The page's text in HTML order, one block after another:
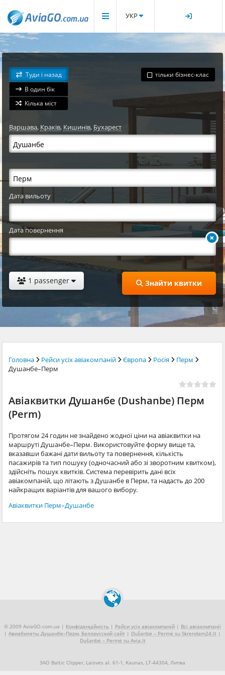
УКР
Туди і назад
В один бік
Кілька міст
тільки бізнес-клас
Варшава,Краків, Кишинів, Бухарест
Дата вильоту
Дата повернення
1 passenger Знайти квитки
Головна Рейси усіх авіакомпаній Європа Росія
Перм
Душанбе–Перм
Авіаквитки Душанбе (Dushanbe) Перм
(Perm)
Протягом 24 годин не знайдено жодної ціни на авіаквитки на
маршруті Душанбе–Перм. Використовуйте форму вище та,
вказавши бажані дати вильоту та повернення, кількість
пасажирів та тип пошуку (одночасний або зі зворотним квитком),
здійсніть пошук квитків. Система перевірить дані всіх
авіакомпаній, що літають з Душанбе в Перм, та надасть до 200
найкращих варіантів для вашого вибору.
Авіаквитки Перм–Душанбе
© 2009 AviaGO.com.ua | Конфіденційність | Рейси усіх авіакомпаній | Всі авіакомпанії
| Авиабилеты Душанбе–Перм, Белорусский сайт | Dušanbė – Permė su Skrendam24.lt |
Dušanbė – Permė su Avia.lt
ЗАО Baltic Clipper, Laisvės al. 61-1, Kaunas, LT-44304, Литва